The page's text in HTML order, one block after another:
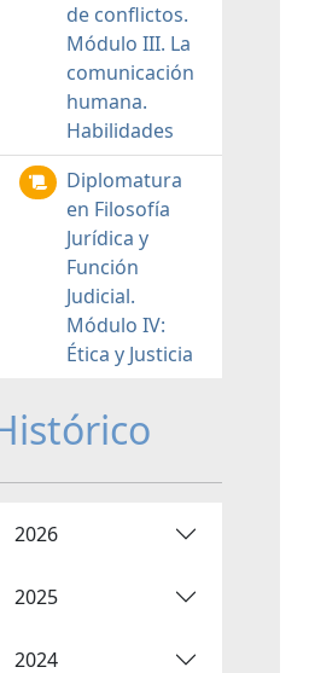
de conflictos.
Módulo III. La
comunicación
humana.
Habilidades
Diplomatura
en Filosofía
Jurídica y
Función
Judicial.
Módulo IV:
Ética y Justicia
2026
2025
2024